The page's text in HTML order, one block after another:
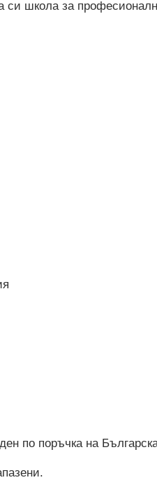
си школа за
по поръчка на